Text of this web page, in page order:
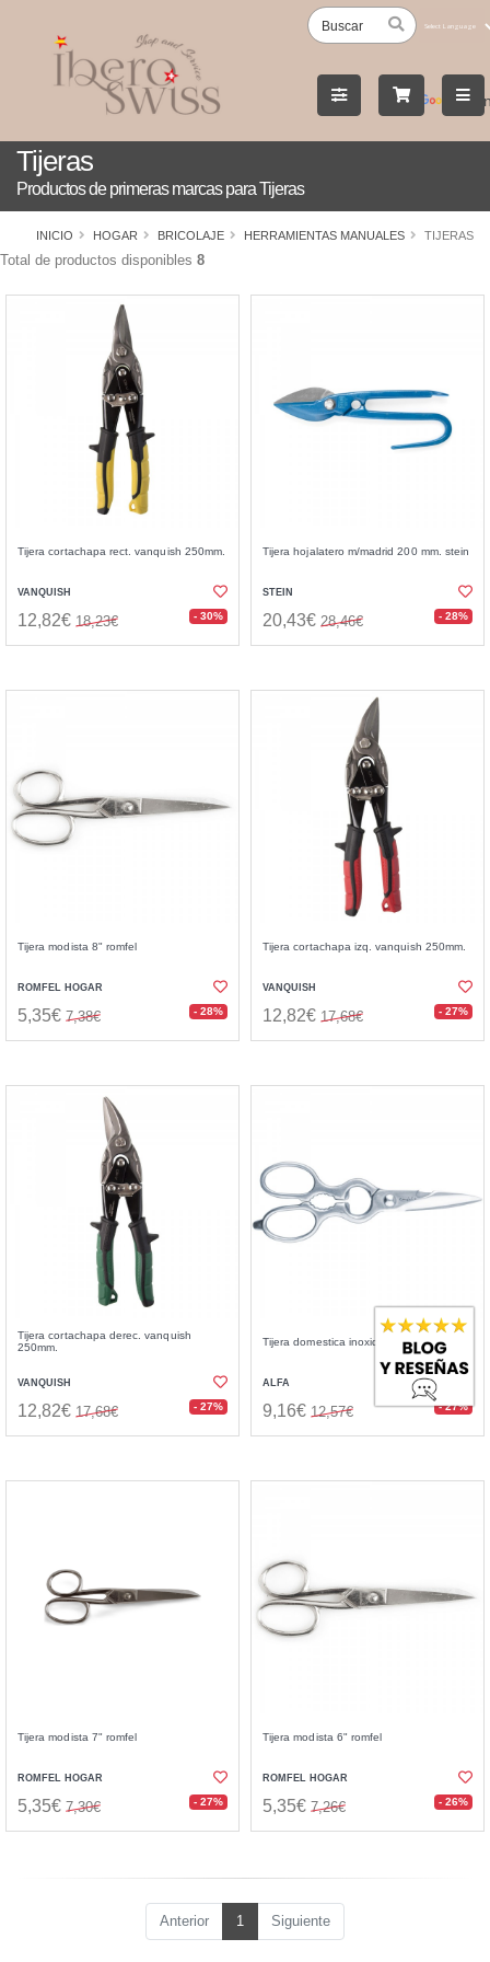
by
Tijeras
Productos de primeras marcas para Tijeras
INICIO HOGAR BRICOLAJE HERRAMIENTAS MANUALES TIJERAS
Total de productos disponibles 8
Tijera cortachapa rect. vanquish 250mm.
VANQUISH
12,82€ 18,23€ - 30%
Tijera hojalatero m/madrid 200 mm. stein
STEIN
20,43€ 28,46€ - 28%
Tijera modista 8" romfel
ROMFEL HOGAR
5,35€ 7,38€ - 28%
Tijera cortachapa izq. vanquish 250mm.
VANQUISH
12,82€ 17,68€ - 27%
Tijera cortachapa derec. vanquish
250mm.
VANQUISH
12,82€ 17,68€ - 27%
Tijera domestica inoxidable 19,5 cm.
ALFA
9,16€ 12,57€ - 27%
Tijera modista 7" romfel
ROMFEL HOGAR
5,35€ 7,30€ - 27%
Tijera modista 6" romfel
ROMFEL HOGAR
5,35€ 7,26€ - 26%
Anterior 1 Siguiente